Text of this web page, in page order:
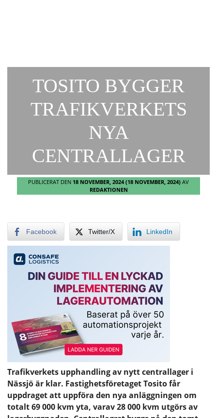
TOSITO BYGGER
TRAFIKVERKETS
NYA
CENTRALLAGER
PUBLICERAT DEN 18 NOVEMBER, 2024 (18 NOVEMBER, 2024) AV
REDAKTIONEN
Facebook Twitter/X LinkedIn
Trafikverkets upphandling av nytt centrallager i
Nässjö är klar. Fastighetsföretaget Tosito får
uppdraget att uppföra den nya anläggningen om
totalt 69 000 kvm yta, varav 28 000 kvm utgörs av